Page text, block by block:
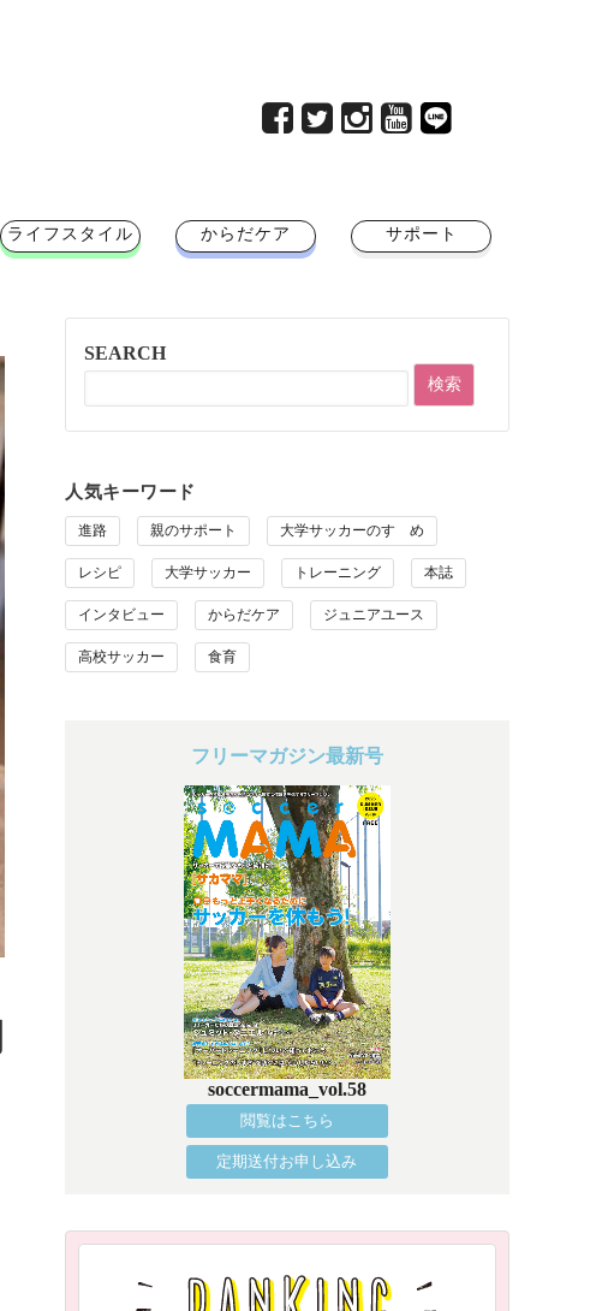
ライフスタイル からだケア サポート
SEARCH
人気キーワード
進路 親のサポート 大学サッカーのすゝめ
レシピ 大学サッカー トレーニング 本誌
インタビュー からだケア ジュニアユース
高校サッカー 食育
フリーマガジン最新号
soccermama_vol.58
閲覧はこちら
定期送付お申し込み